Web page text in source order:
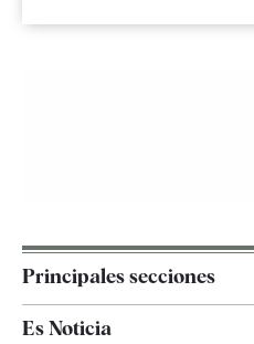
Principales secciones
España
Es Noticia